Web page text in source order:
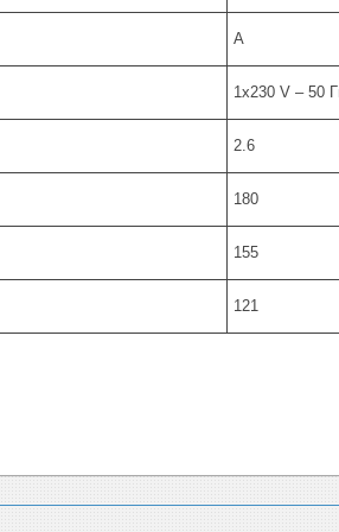
A
1х230 V – 50
2.6
180
155
121